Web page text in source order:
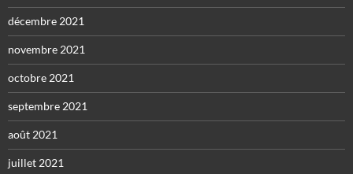
décembre 2021
novembre 2021
octobre 2021
septembre 2021
août 2021
juillet 2021